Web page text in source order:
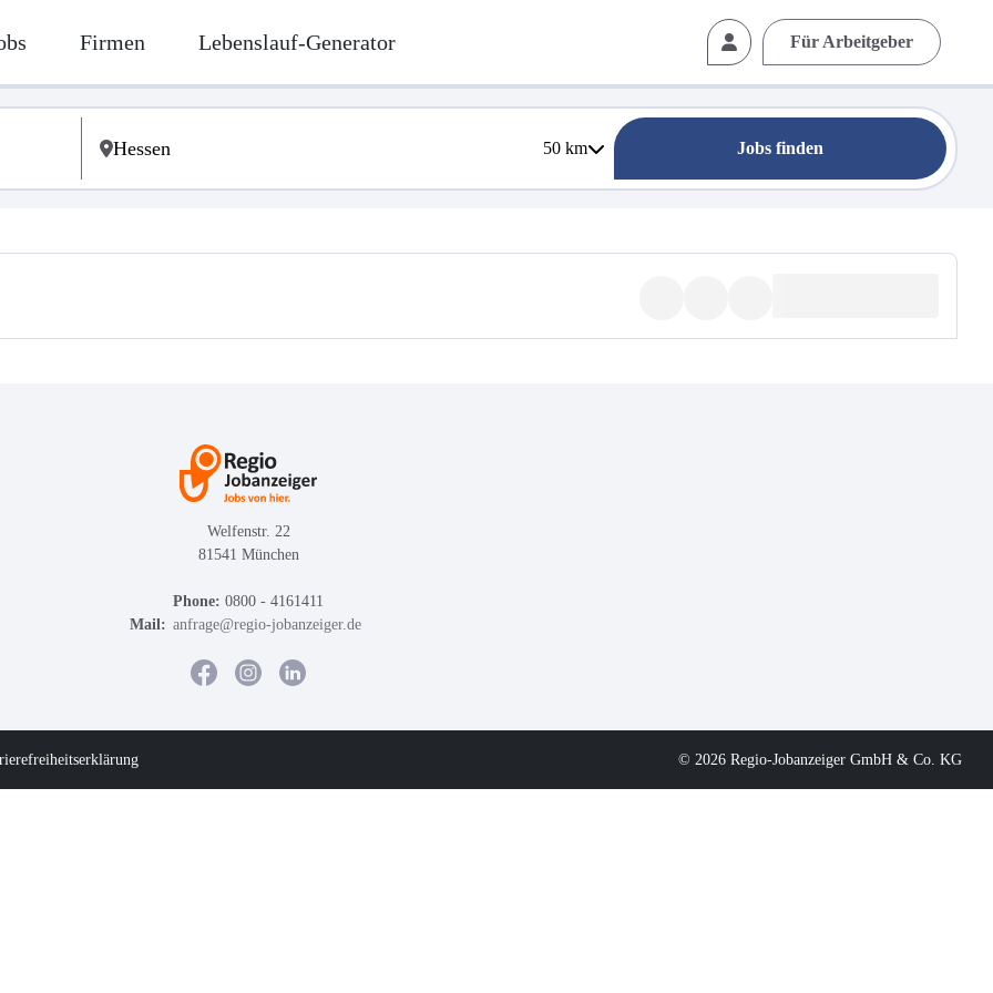
Firmen Lebenslauf-Generator Für Arbeitgeber
50km Jobs finden
Welfenstr. 22
81541 München
Phone: 0800 - 4161411
Mail: anfrage@regio-jobanzeiger.de
© 2026 Regio-Jobanzeiger GmbH & Co. KG